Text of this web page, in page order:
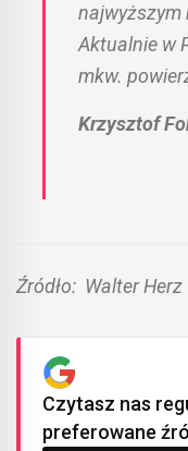
najwyższym
Aktualnie w
mkw.
Krzysztof
Źródło: Walter Herz
Czytasz nas
preferowane